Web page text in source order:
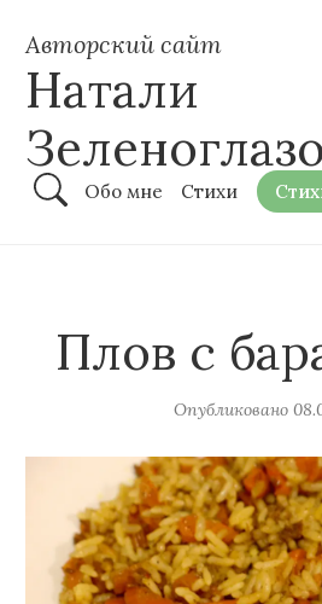
Авторский сайт
Натали
Обо мне Стихи
Плов с
Опубликовано